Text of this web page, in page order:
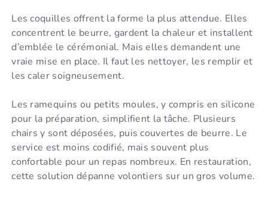
Les coquilles offrent la forme la plus attendue. Elles
concentrent le beurre, gardent la chaleur et installent
d’emblée le cérémonial. Mais elles demandent une
vraie mise en place. Il faut les nettoyer, les remplir et
les caler soigneusement.
Les ramequins ou petits moules, y compris en silicone
pour la préparation, simplifient la tâche. Plusieurs
chairs y sont déposées, puis couvertes de beurre. Le
service est moins codifié, mais souvent plus
confortable pour un repas nombreux. En restauration,
cette solution dépanne volontiers sur un gros volume.